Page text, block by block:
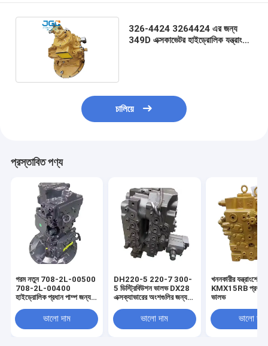
326-4424 3264424 এর জন্য
349D এক্সকাভেটর হাইড্রোলিক যন্ত্রাংশ
চালিয়ে
প্রস্তাবিত পণ্য
গরম নতুন 708-2L-00500
708-2L-00400
হাইড্রোলিক প্রধান পাম্প জন্য
8MO Excavator নির্মাণ
যন্ত্রপাতি যন্ত্রাংশ
ভালো দাম
DH220-5 220-7 300-
5 ডিস্ট্রিবিউশন ভালভ DX28
এক্সক্যাভারের অংশগুলির জন্য
ভালো দাম
খননকারীর যন্ত্রাংশের
KMX15RB প্রধান
ভালভ
ভালো দাম